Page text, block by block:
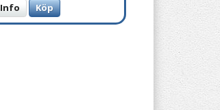
Info Köp